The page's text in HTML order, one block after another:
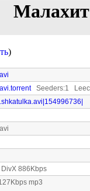
)
Seeders:1
886Kbps
mp3